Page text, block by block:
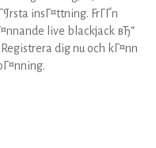
insГ¤ttning. FrГҐn
live blackjack вЂ“
dig nu och kГ¤nn